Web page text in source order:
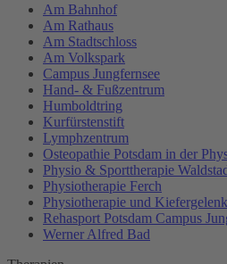
Am Bahnhof
Am Rathaus
Am Stadtschloss
Am Volkspark
Campus Jungfernsee
Hand- & Fußzentrum
Humboldtring
Kurfürstenstift
Lymphzentrum
Osteopathie Potsdam in der
Physio & Sporttherapie
Physiotherapie Ferch
Physiotherapie und
Rehasport Potsdam Campus
Werner Alfred Bad